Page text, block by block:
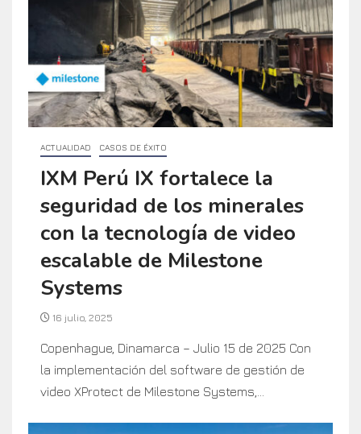
ACTUALIDAD CASOS DE ÉXITO
IXM Perú IX fortalece la
seguridad de los minerales
con la tecnología de video
escalable de Milestone
Systems
16 julio, 2025
Copenhague, Dinamarca – Julio 15 de 2025 Con
la implementación del software de gestión de
video XProtect de Milestone Systems,...